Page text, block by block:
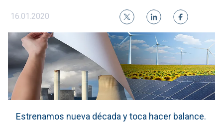
16.01.2020
Estrenamos nueva década y toca hacer balance.